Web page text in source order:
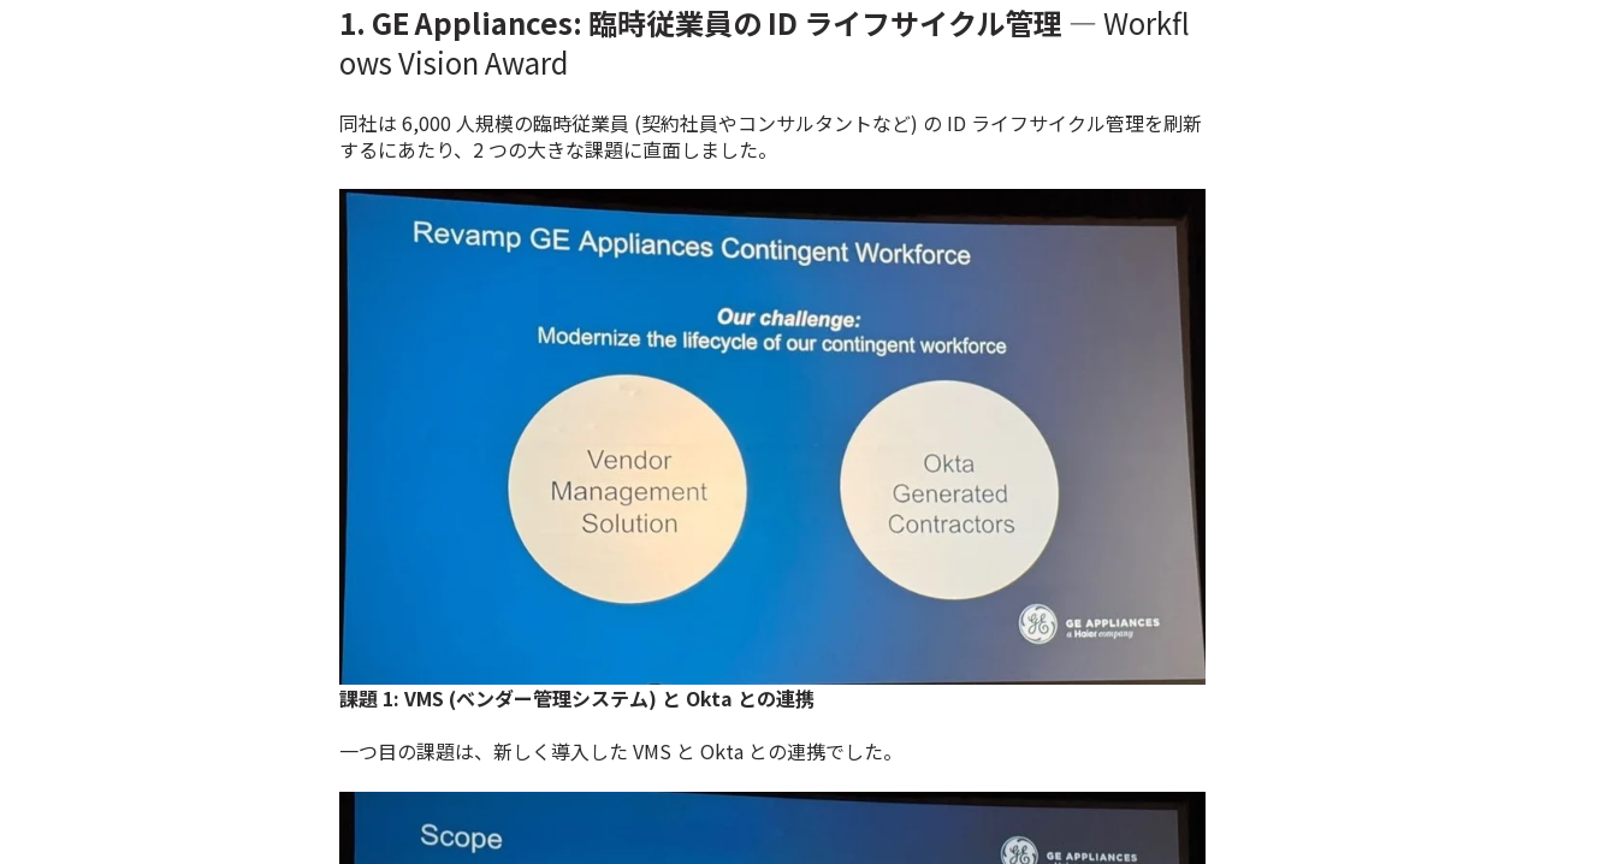
1. GE Appliances: 臨時従業員の ID ライフサイクル管理 — Workfl
ows Vision Award
同社は 6,000 人規模の臨時従業員 (契約社員やコンサルタントなど) の ID ライフサイクル管理を刷新
するにあたり、2 つの大きな課題に直面しました。
課題 1: VMS (ベンダー管理システム) と Okta との連携
一つ目の課題は、新しく導入した VMS と Okta との連携でした。